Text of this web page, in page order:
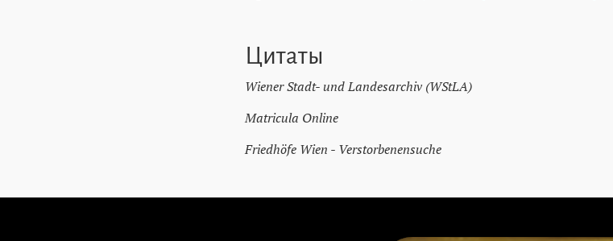
Цитаты
Wiener Stadt- und Landesarchiv (WStLA)
Matricula Online
Friedhöfe Wien - Verstorbenensuche